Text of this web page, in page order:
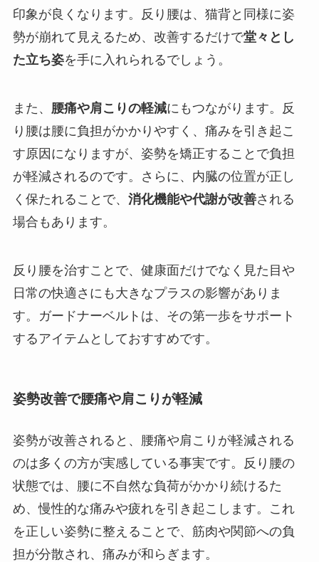
印象が良くなります。反り腰は、猫背と同様に姿
勢が崩れて見えるため、改善するだけで堂々とし
た立ち姿を手に入れられるでしょう。
また、 腰痛や肩こりの軽減にもつながります。反
り腰は腰に負担がかかりやすく、痛みを引き起こ
す原因になりますが、姿勢を矯正することで負担
が軽減されるのです。さらに、内臓の位置が正し
く保たれることで、 消化機能や代謝が改善される
場合もあります。
反り腰を治すことで、健康面だけでなく見た目や
日常の快適さにも大きなプラスの影響がありま
す。ガードナーベルトは、その第一歩をサポート
するアイテムとしておすすめです。
姿勢改善で腰痛や肩こりが軽減
姿勢が改善されると、腰痛や肩こりが軽減される
のは多くの方が実感している事実です。反り腰の
状態では、腰に不自然な負荷がかかり続けるた
め、慢性的な痛みや疲れを引き起こします。これ
を正しい姿勢に整えることで、筋肉や関節への負
担が分散され、痛みが和らぎます。